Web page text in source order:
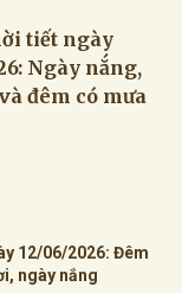
tiết ngày
Ngày nắng,
đêm có mưa
12/06/2026: Đêm
ngày nắng